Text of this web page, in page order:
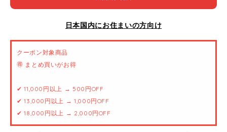
日本国内にお住まいの方向け
クーポン対象商品
🉐 まとめ買いがお得
✔ 11,000円以上 → 500円OFF
✔ 13,000円以上 → 1,000円OFF
✔ 18,000円以上 → 2,000円OFF